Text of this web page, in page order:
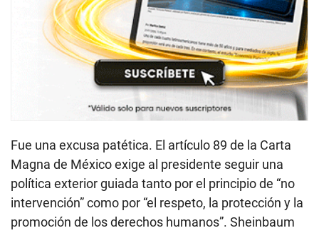
Fue una excusa patética. El artículo 89 de la Carta
Magna de México exige al presidente seguir una
política exterior guiada tanto por el principio de “no
intervención” como por “el respeto, la protección y la
promoción de los derechos humanos”. Sheinbaum